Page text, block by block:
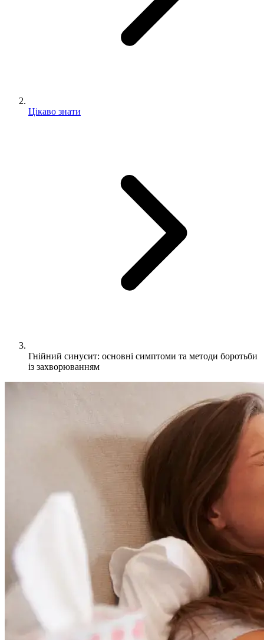
Цікаво знати
Гнійний синусит: основні симптоми та методи боротьби
із захворюванням